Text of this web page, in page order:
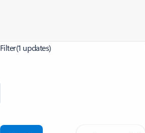
Filter(1 updates)